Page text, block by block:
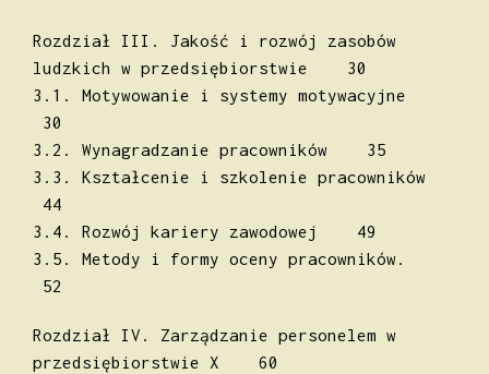
Rozdział III. Jakość i rozwój zasobów
ludzkich w przedsiębiorstwie 30
3.1. Motywowanie i systemy motywacyjne
30
3.2. Wynagradzanie pracowników 35
3.3. Kształcenie i szkolenie pracowników
44
3.4. Rozwój kariery zawodowej 49
3.5. Metody i formy oceny pracowników.
52
Rozdział IV. Zarządzanie personelem w
przedsiębiorstwie X 60